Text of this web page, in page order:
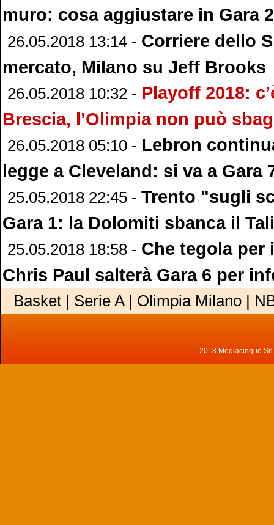
muro: cosa aggiustare in Gara
26.05.2018 13:14 - Corriere dello
mercato, Milano su Jeff Brooks
26.05.2018 10:32 - Playoff 2018:
Brescia, l’Olimpia non può
26.05.2018 05:10 - Lebron
legge a Cleveland: si va a Gara
25.05.2018 22:45 - Trento "sugli
Gara 1: la Dolomiti sbanca il
25.05.2018 18:58 - Che tegola per
Chris Paul salterà Gara 6 per
Basket | Serie A | Olimpia Milano |
2018 Mediacinque Srl